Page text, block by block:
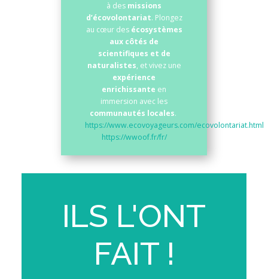
à des missions
d’écovolontariat. Plongez
au cœur des écosystèmes
aux côtés de
scientifiques et de
naturalistes, et vivez une
expérience
enrichissante en
immersion avec les
communautés locales.
https://www.ecovoyageurs.com/ecovolontariat.html
https://wwoof.fr/fr/
ILS L'ONT
FAIT !